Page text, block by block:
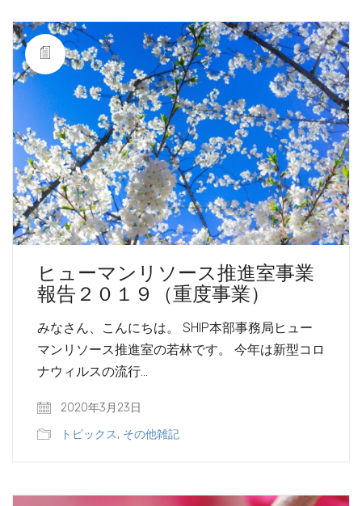
ヒューマンリソース推進室事業
報告２０１９（重度事業）
みなさん、こんにちは。 SHIP本部事務局ヒュー
マンリソース推進室の若林です。 今年は新型コロ
ナウィルスの流行…
2020年3月23日
トピックス, その他雑記